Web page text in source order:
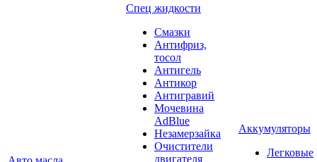
Спец жидкости
Смазки
Антифриз,
тосол
Антигель
Антикор
Антигравий
Мочевина
AdBlue
Незамерзайка
Очистители
двигателя
Аккумуляторы
Легковые